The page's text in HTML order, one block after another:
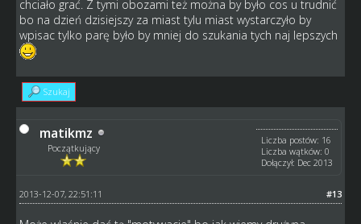
chciało grać. Z tymi obozami też można by było cos u trudnić
bo na dzień dzisiejszy za miast tylu miast wystarczyło by
wpisac tylko parę było by mniej do szukania tych naj lepszych
Szukaj
matikmz
Początkujący
Liczba postów: 16
Liczba wątków: 0
Dołączył: Dec 2013
#13
2013-12-07, 22:51:11